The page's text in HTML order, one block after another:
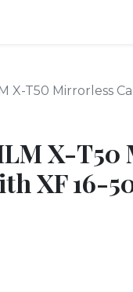
X-T50 Mirrorless
X-
XF 16-